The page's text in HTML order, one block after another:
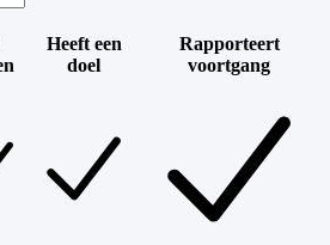
Heeft een
doel
Rapporteert
voortgang